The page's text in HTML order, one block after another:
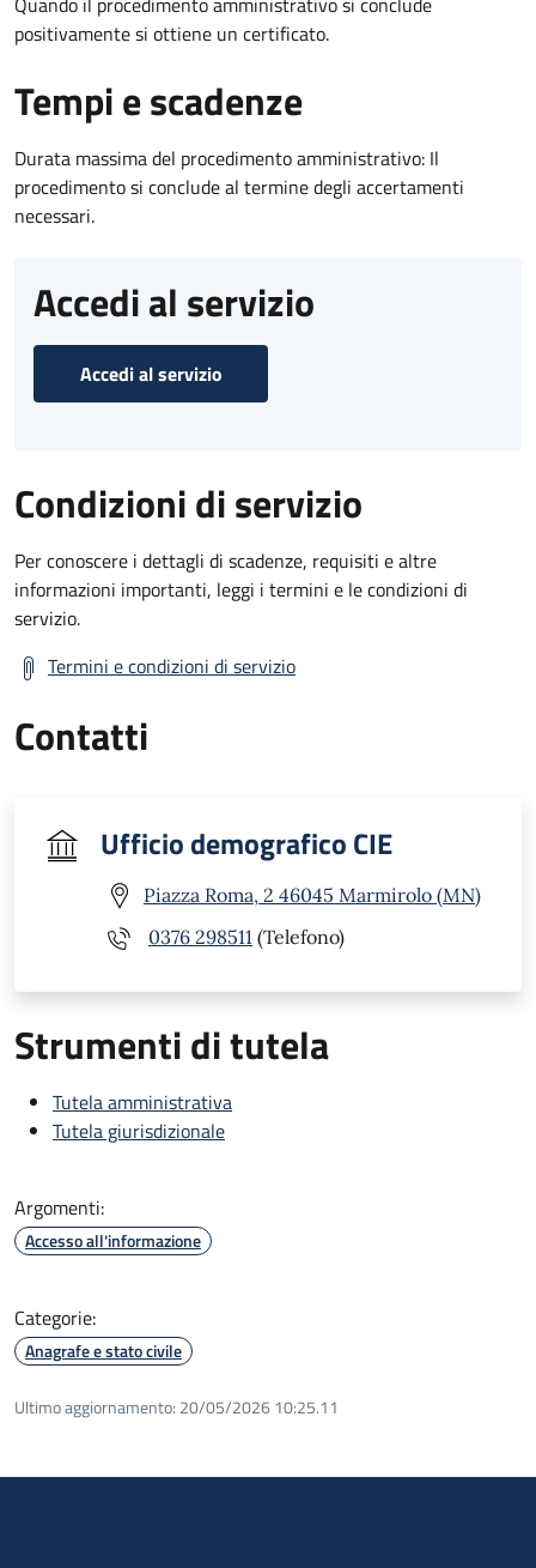
positivamente si ottiene un certificato.
Tempi e scadenze
Durata massima del procedimento amministrativo: Il
procedimento si conclude al termine degli accertamenti
necessari.
Accedi al servizio
Accedi al servizio
Condizioni di servizio
Per conoscere i dettagli di scadenze, requisiti e altre
informazioni importanti, leggi i termini e le condizioni di
servizio.
Termini e condizioni di servizio
Contatti
Ufficio demografico CIE
Piazza Roma, 2 46045 Marmirolo (MN)
0376 298511 (Telefono)
Strumenti di tutela
Tutela amministrativa
Tutela giurisdizionale
Argomenti:
Accesso all'informazione
Categorie:
Anagrafe e stato civile
Ultimo aggiornamento: 20/05/2026 10:25.11